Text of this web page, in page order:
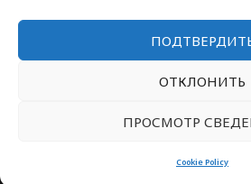
ОТКЛОНИТЬ
ПРОСМОТР
Cookie Policy
Cookie Policy
Copyright © 2026 for-travelers:
Сайт создан компанией